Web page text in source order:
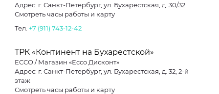
Адрес: г. Санкт-Петербург, ул. Бухарестская, д. 30/32
Смотреть часы работы и карту
Тел. +7 (911) 743-12-42
ТРК «Континент на Бухарестской»
ECCO / Магазин «Ecco Дисконт»
Адрес: г. Санкт-Петербург, ул. Бухарестская, д. 32, 2-й
этаж
Смотреть часы работы и карту